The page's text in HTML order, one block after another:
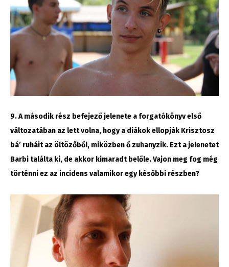
9. A második rész befejező jelenete a forgatókönyv első
változatában az lett volna, hogy a diákok ellopják Krisztosz
bá’ ruháit az öltözőből, miközben ő zuhanyzik. Ezt a jelenetet
Barbi találta ki, de akkor kimaradt belőle. Vajon meg fog még
történni ez az incidens valamikor egy későbbi részben?